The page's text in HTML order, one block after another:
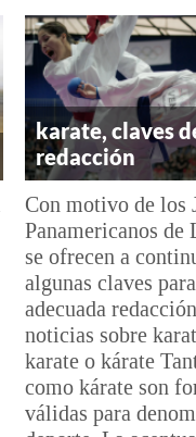
karate, claves
redacción
Con motivo de los
Panamericanos de
se ofrecen a
algunas claves
adecuada
noticias sobre
karate o kárate
como kárate son
válidas para